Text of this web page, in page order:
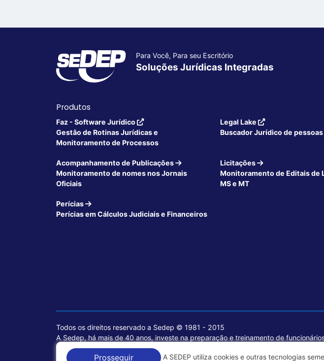
Para Você, Para seu Escritório
Soluções Jurídicas Integradas
Produtos
Faz - Software Jurídico
Gestão de Rotinas Jurídicas e
Monitoramento de Processos
Legal Lake
Buscador Jurídico de
Acompanhamento de Publicações
Monitoramento de nomes nos Jornais
Oficiais
Licitações
Monitoramento de Editais de
MS e MT
Perícias
Perícias em Cálculos Judiciais e Financeiros
Todos os direitos reservado a Sedep © 1981 - 2015
A Sedep, há mais de 40 anos, investe na preparação e treinamento de
voltados para a área jurídica, que contemplam informações seguras e excelentes
Prosseguir A SEDEP utiliza cookies e outras tecnologias